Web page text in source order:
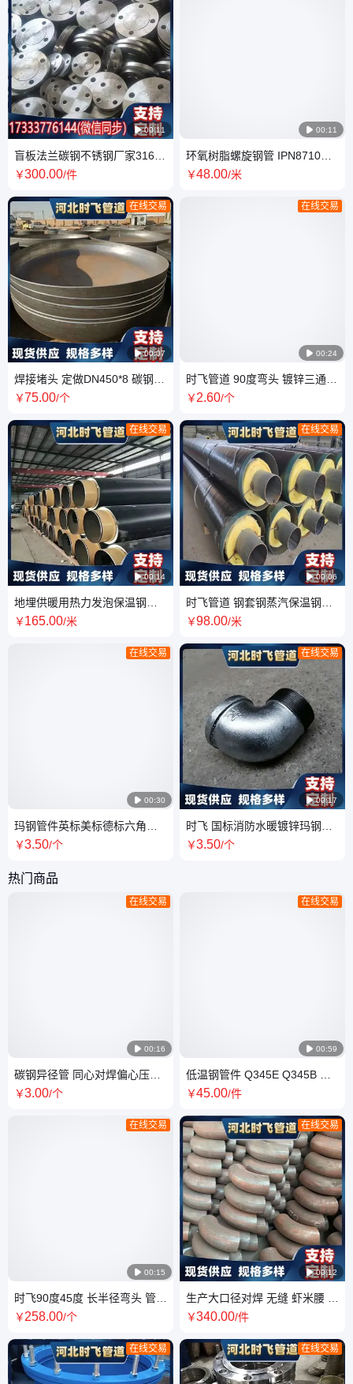
 00:11
盲板法兰碳钢不锈钢厂家316合
金钢高压锻制20#8字堵片人孔
￥300.00/件
 00:07
在线交易
焊接堵头 定做DN450*8 碳钢
Q235 不锈钢管帽 椭圆对焊平
￥75.00/个
 00:14
在线交易
地埋供暖用热力发泡保温钢管
DN150*6 小口径黑夹克保温管
￥165.00/米
 00:30
在线交易
玛钢管件英标美标德标六角外
丝水暖消防燃气接头时飞管道
￥3.50/个
 00:11
环氧树脂螺旋钢管 IPN8710防
腐钢管 三油两布螺旋焊管
￥48.00/米
 00:24
在线交易
时飞管道 90度弯头 镀锌三通
玛钢管件批发 消防工程配件 水
￥2.60/个
 00:06
在线交易
时飞管道 钢套钢蒸汽保温钢管
岩棉钢 玻璃钢 直埋发泡管
￥98.00/米
 00:17
在线交易
时飞 国标消防水暖镀锌玛钢管
件 2寸三通大小头弯头 多种规
￥3.50/个
热门商品
 00:16
在线交易
碳钢异径管 同心对焊偏心压制
卷制20#焊接无缝变径大小头
￥3.00/个
 00:15
在线交易
时飞90度45度 长半径弯头 管道
管件 石油化工DN400 12mm
￥258.00/个
在线交易
 00:59
在线交易
低温钢管件 Q345E Q345B 耐
低温等径三通 长半径弯头
￥45.00/件
 00:12
在线交易
生产大口径对焊 无缝 虾米腰 防
腐弯头 1D 1.5D 2D 90EL
￥340.00/件
在线交易